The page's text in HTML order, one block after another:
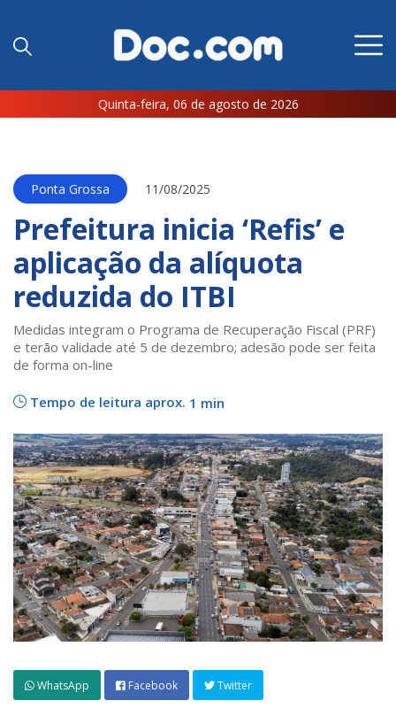
Quinta-feira, 06 de agosto de 2026
Ponta Grossa 11/08/2025
Prefeitura inicia ‘Refis’ e
aplicação da alíquota
reduzida do ITBI
Medidas integram o Programa de Recuperação Fiscal (PRF)
e terão validade até 5 de dezembro; adesão pode ser feita
de forma on-line
Tempo de leitura aprox. 1 min
WhatsApp Facebook Twitter